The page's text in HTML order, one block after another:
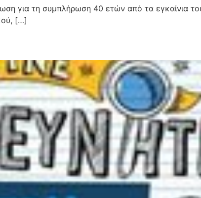
για τη συμπλήρωση 40 ετών από τα εγκαίνια
[…]